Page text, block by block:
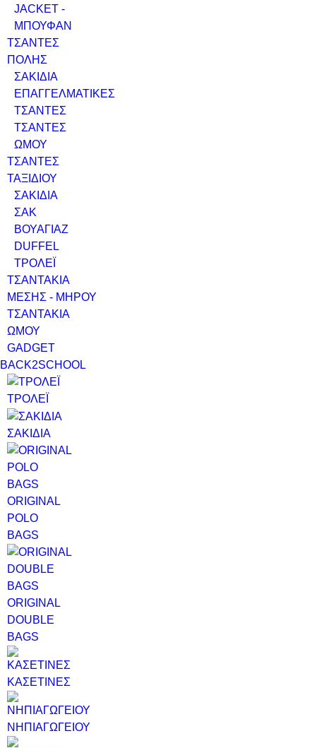
JACKET -
ΜΠΟΥΦΑΝ
ΤΣΑΝΤΕΣ
ΠΟΛΗΣ
ΣΑΚΙΔΙΑ
ΕΠΑΓΓΕΛΜΑΤΙΚΕΣ
ΤΣΑΝΤΕΣ
ΤΣΑΝΤΕΣ
ΩΜΟΥ
ΤΣΑΝΤΕΣ
ΤΑΞΙΔΙΟΥ
ΣΑΚΙΔΙΑ
ΣΑΚ
ΒΟΥΑΓΙΑΖ
DUFFEL
ΤΡΟΛΕΪ
ΤΣΑΝΤΑΚΙΑ
ΜΕΣΗΣ - ΜΗΡΟΥ
ΤΣΑΝΤΑΚΙΑ
ΩΜΟΥ
GADGET
BACK2SCHOOL
ΤΡΟΛΕΪ
ΣΑΚΙΔΙΑ
ORIGINAL
POLO
BAGS
ORIGINAL
DOUBLE
BAGS
ΚΑΣΕΤΙΝΕΣ
ΝΗΠΙΑΓΩΓΕΙΟΥ